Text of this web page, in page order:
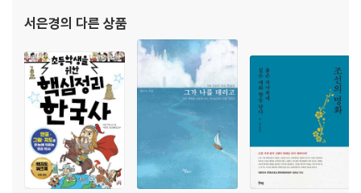
산 | 에베소 | 엠마오 | 여리고 | 예루살렘 | 요단 강 | 유대 | 이스라엘 | 헤브
아하! 성경 더 깊이 보기:
장소로 알아보는 예수님의 생애_ 예수님이 태어나신 베들레헴에서 하늘
로 오르신 감람 산까지
3부 성경 속 사물이 궁금해
자녀를 위한 사도 신
서은경의 다른 상품